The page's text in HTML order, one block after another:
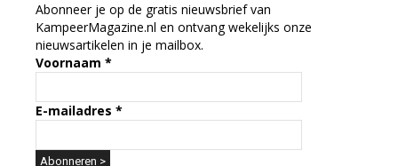
Abonneer je op de gratis nieuwsbrief van
KampeerMagazine.nl en ontvang wekelijks onze
nieuwsartikelen in je mailbox.
Voornaam *
E-mailadres *